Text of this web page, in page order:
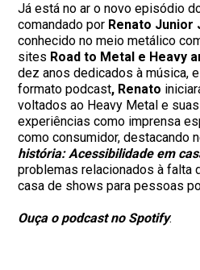
Já está no ar o novo episódio
comandado por Renato Junior
conhecido no meio metálico
sites Road to Metal e Heavy
dez anos dedicados à música,
formato podcast, Renato
voltados ao Heavy Metal e
experiências como imprensa
como consumidor, destacando
história: Acessibilidade em
problemas relacionados à falta
casa de shows para pessoas
Ouça o podcast no Spotify: